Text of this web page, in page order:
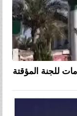
للجنة المؤقتة